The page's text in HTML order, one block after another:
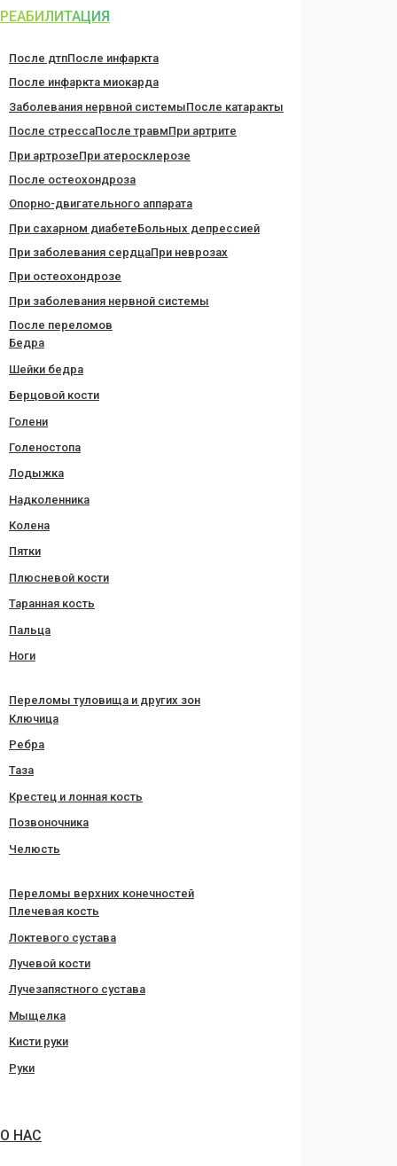
РЕАБИЛИТАЦИЯ
После дтпПосле инфаркта
После инфаркта миокарда
Заболевания нервной системыПосле катаракты
После стрессаПосле травмПри артрите
При артрозеПри атеросклерозе
После остеохондроза
Опорно-двигательного аппарата
При сахарном диабетеБольных депрессией
При заболевания сердцаПри неврозах
При остеохондрозе
При заболевания нервной системы
После переломов
Бедра
Шейки бедра
Берцовой кости
Голени
Голеностопа
Лодыжка
Надколенника
Колена
Пятки
Плюсневой кости
Таранная кость
Пальца
Ноги
Переломы туловища и других зон
Ключица
Ребра
Таза
Крестец и лонная кость
Позвоночника
Челюсть
Переломы верхних конечностей
Плечевая кость
Локтевого сустава
Лучевой кости
Лучезапястного сустава
Мыщелка
Кисти руки
Руки
О НАС